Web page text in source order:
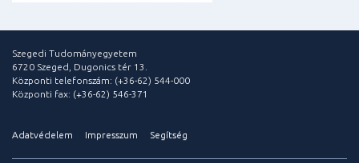
Szegedi Tudományegyetem
6720 Szeged, Dugonics tér 13.
Központi telefonszám: (+36-62) 544-000
Központi fax: (+36-62) 546-371
Adatvédelem Impresszum Segítség